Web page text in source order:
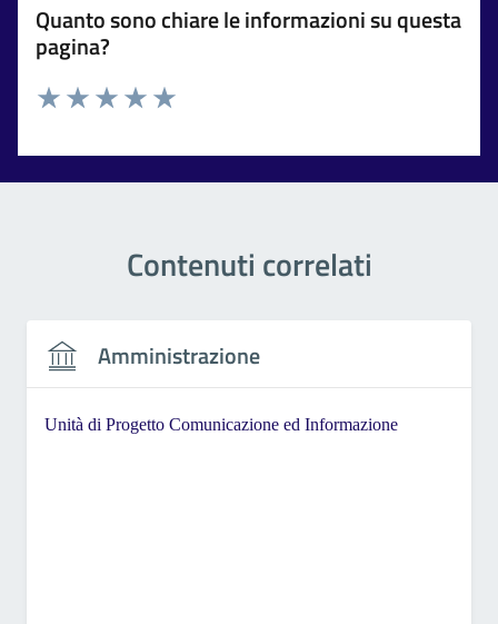
Quanto sono chiare le informazioni su questa
pagina?
Contenuti correlati
Amministrazione
Unità di Progetto Comunicazione ed Informazione